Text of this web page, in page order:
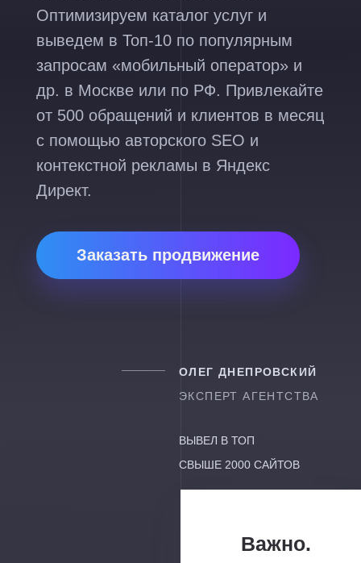
Оптимизируем каталог услуг и
выведем в Топ-10 по популярным
запросам «мобильный оператор» и
др. в Москве или по РФ. Привлекайте
от 500 обращений и клиентов в месяц
с помощью авторского SEO и
контекстной рекламы в Яндекс
Директ.
Заказать продвижение
ОЛЕГ ДНЕПРОВСКИЙ
ЭКСПЕРТ АГЕНТСТВА
ВЫВЕЛ В ТОП
СВЫШЕ 2000 САЙТОВ
Важно.